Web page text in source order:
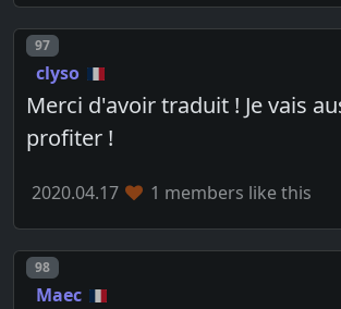
Post number
97
clyso
Merci d'avoir traduit ! Je vais
profiter !
2020.04.17 1 members like this
Post number
98
Maec